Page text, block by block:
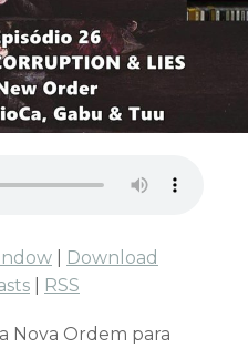
Download
RSS
Nova Ordem para